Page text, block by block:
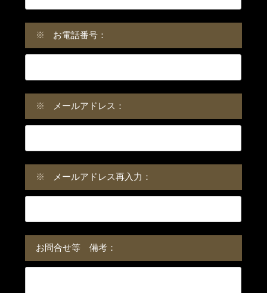
※ お電話番号：
※ メールアドレス：
※ メールアドレス再入力：
お問合せ等 備考：